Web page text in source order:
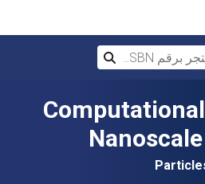
تخطي إلى المحتوى الرئيسي